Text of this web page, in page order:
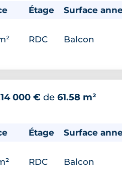
Étage Surface
RDC Balcon
000 € de 61.58 m²
Étage Surface
RDC Balcon